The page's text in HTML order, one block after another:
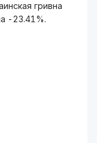
гривна
-23.41%.